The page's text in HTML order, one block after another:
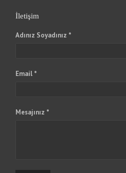
İletişim
Adınız Soyadınız *
Email *
Mesajınız *